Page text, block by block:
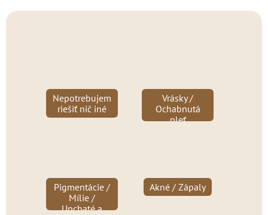
Nepotrebujem
riešiť nič iné
Vrásky /
Ochabnutá
pleť
Pigmentácie /
Mílie /
Upchaté a
Akné / Zápaly